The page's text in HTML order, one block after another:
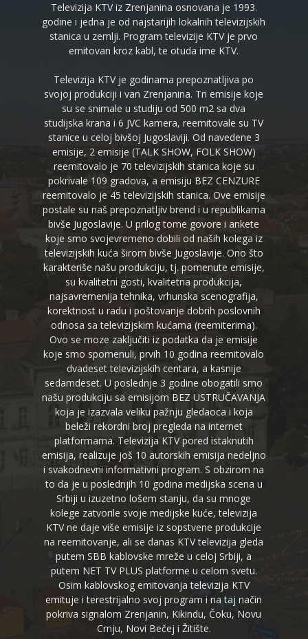
Televizija KTV iz Zrenjanina osnovana je 1993.
godine i jedna je od najstarijih lokalnih televizijskih
stanica u zemlji. Program televizije KTV je prvo
emitovan kroz kabl, te otuda ime KTV.
Televizija KTV je godinama prepoznatljiva po
svojoj produkciji i van Zrenjanina. Tri emisije koje
su se snimale u studiju od 500 m2 sa dva
studijska krana i 6 JVC kamera, reemitovale su TV
stanice u celoj bivšoj Jugoslaviji. Od navedene 3
emisije, 2 emisije (TALK SHOW, FOLK SHOW)
reemitovalo je 70 televizijskih stanica koje su
pokrivale 109 gradova, a emisiju BEZ CENZURE
reemitovalo je 45 televizijskih stanica. Ove emisije
postale su naš prepoznatljiv brend i u republikama
bivše Jugoslavije. U prilog tome govore i ankete
koje smo svojevremeno dobili od naših kolega iz
televizijskih kuća širom bivše Jugoslavije. Ono što
karakteriše našu produkciju, tj. pomenute emisije,
su kvalitetni gosti, kvalitetna produkcija,
najsavremenija tehnika, vrhunska scenografija,
korektnost u radu i poštovanje dobrih poslovnih
odnosa sa televizijskim kućama (reemiterima).
Ovo se moze zaključiti iz podatka da je emisije
koje smo spomenuli, prvih 10 godina reemitovalo
dvadeset televizijskih centara, a kasnije
sedamdeset. U poslednje 3 godine obogatili smo
našu produkciju sa emisijom BEZ USTRUČAVANJA
koja je izazvala veliku pažnju gledaoca i koja
beleži rekordni broj pregleda na internet
platformama. Televizija KTV pored istaknutih
emisija, realizuje još 10 autorskih emisija nedeljno
i svakodnevni informativni program. S obzirom na
to da je u poslednjih 10 godina medijska scena u
Srbiji u izuzetno lošem stanju, da su mnoge
kolege zatvorile svoje medijske kuće, televizija
KTV ne daje više emisije iz sopstvene produkcije
na reemitovanje, ali se danas KTV televizija gleda
putem SBB kablovske mreže u celoj Srbiji, a
putem NET TV PLUS platforme u celom svetu.
Osim kablovskog emitovanja televizija KTV
emituje i terestrijalno svoj program i na taj način
pokriva signalom Zrenjanin, Kikindu, Čoku, Novu
Crnju, Novi Bečej i Žitište.